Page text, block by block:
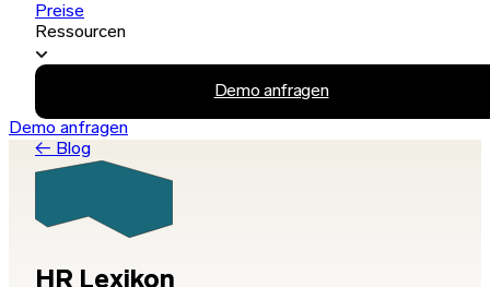
Preise
Ressourcen
Demo anfragen
Demo anfragen
← Blog
HR Lexikon